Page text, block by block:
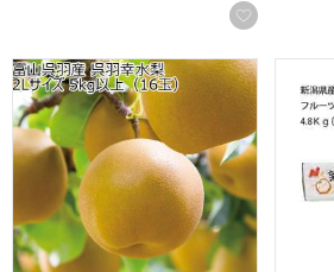
お気に入
富山県呉羽産 幸水梨 2Lサイズ 5kg以